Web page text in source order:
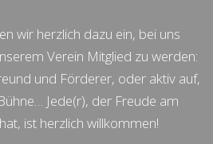
wir herzlich dazu ein, bei uns
Verein Mitglied zu werden:
und Förderer, oder aktiv auf,
Jede(r), der Freude am
ist herzlich willkommen!